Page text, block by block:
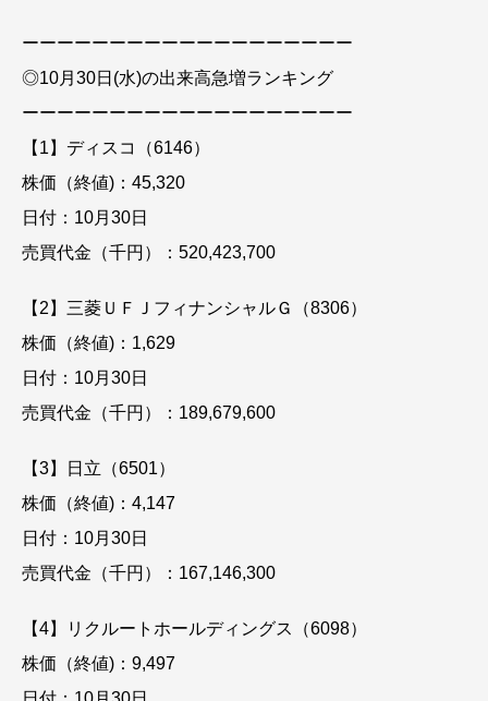
ーーーーーーーーーーーーーーーーーーー
◎10月30日(水)の出来高急増ランキング
ーーーーーーーーーーーーーーーーーーー
【1】ディスコ（6146）
株価（終値)：45,320
日付：10月30日
売買代金（千円）：520,423,700
【2】三菱ＵＦＪフィナンシャルＧ（8306）
株価（終値)：1,629
日付：10月30日
売買代金（千円）：189,679,600
【3】日立（6501）
株価（終値)：4,147
日付：10月30日
売買代金（千円）：167,146,300
【4】リクルートホールディングス（6098）
株価（終値)：9,497